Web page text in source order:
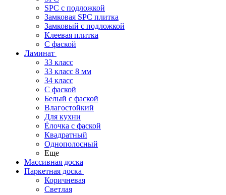
SPC с подложкой
Замковая SPC плитка
Замковый с подложкой
Клеевая плитка
С фаской
Ламинат
33 класс
33 класс 8 мм
34 класс
C фаской
Белый с фаской
Влагостойкий
Для кухни
Ёлочка с фаской
Квадратный
Однополосный
Еще
Массивная доска
Паркетная доска
Коричневая
Светлая